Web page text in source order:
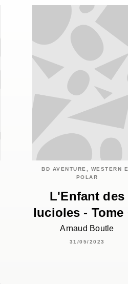
BD AVENTURE, WESTERN
POLAR
L'Enfant des
lucioles - Tome
Arnaud Boutle
31/05/2023